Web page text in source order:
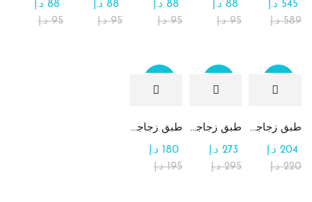
589 د.إ
545 د.إ
95 د.إ
88 د.إ
95 د.إ
88 د.إ
95 د.إ
88 د.إ
95 د.إ
88 د.إ
طبق زجاجي مربع يحتوي على تشكيلة من الشوكولاتة
220 د.إ
204 د.إ
طبق زجاجي دائري للحلوى مع الشوكولاتة
295 د.إ
273 د.إ
طبق زجاجي مربع يحتوي على الرهش
195 د.إ
180 د.إ